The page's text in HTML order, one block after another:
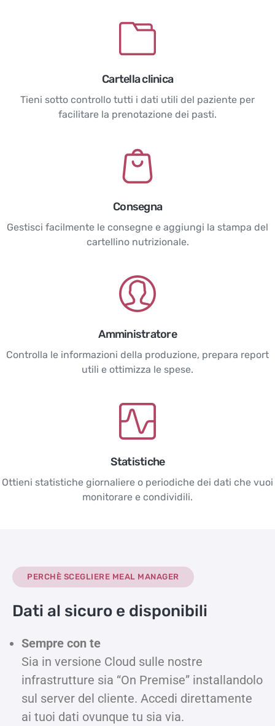
Cartella clinica
Tieni sotto controllo tutti i dati utili del paziente per
facilitare la prenotazione dei pasti.
Consegna
Gestisci facilmente le consegne e aggiungi la stampa del
cartellino nutrizionale.
Amministratore
Controlla le informazioni della produzione, prepara report
utili e ottimizza le spese.
Statistiche
Ottieni statistiche giornaliere o periodiche dei dati che vuoi
monitorare e condividili.
PERCHÈ SCEGLIERE MEAL MANAGER
Dati al sicuro e disponibili
Sempre con te
Sia in versione Cloud sulle nostre
infrastrutture sia “On Premise” installandolo
sul server del cliente. Accedi direttamente
ai tuoi dati ovunque tu sia via.